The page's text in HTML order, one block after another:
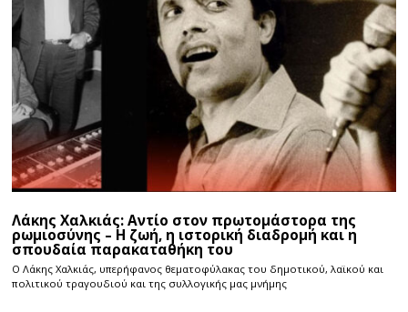
Λάκης Χαλκιάς: Αντίο στον πρωτομάστορα της
ρωμιοσύνης – Η ζωή, η ιστορική διαδρομή και η
σπουδαία παρακαταθήκη του
Ο Λάκης Χαλκιάς, υπερήφανος θεματοφύλακας του δημοτικού, λαϊκού και
πολιτικού τραγουδιού και της συλλογικής μας μνήμης